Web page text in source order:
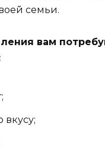
семьи.
вам
вкусу;